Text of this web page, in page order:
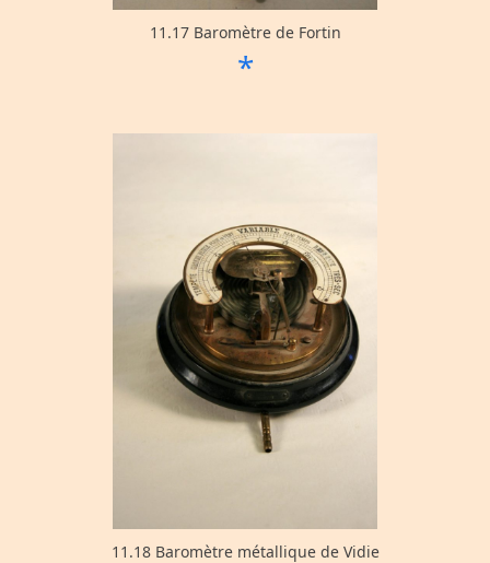
11.17 Baromètre de Fortin
*
11.18 Baromètre métallique de Vidie